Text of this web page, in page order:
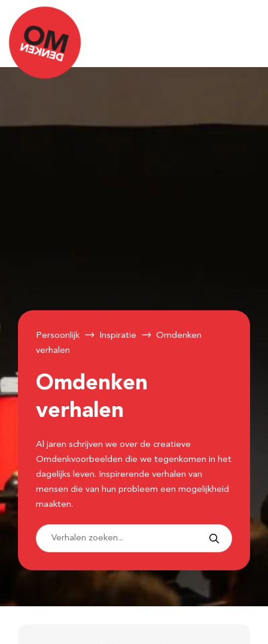
Persoonlijk Inspiratie
Omdenken
verhalen
Omdenken
verhalen
Al jaren schrijven we over de creatieve
Omdenkvoorbeelden die we tegenkomen in het
dagelijks leven. Inspirerende verhalen van
mensen die van hun probleem een mogelijkheid
maakten.